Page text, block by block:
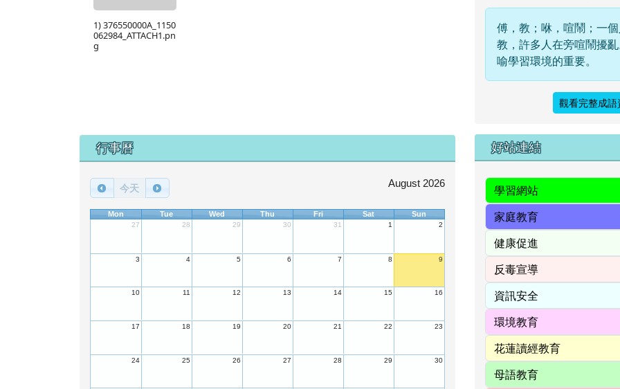
1) 376550000A_1150
062984_ATTACH1.pn
g
下中區域內容
行事曆
今天 August 2026
Mon Tue Wed Thu Fri Sat Sun
27 28 29 30 31 1 2
3 4 5 6 7 8 9
10 11 12 13 14 15 16
17 18 19 20 21 22 23
24 25 26 27 28 29 30
傅，教；咻，喧鬧；一
教，許多人在旁喧鬧擾亂
喻學習環境的重要。
觀看完整成語
右邊區域內容
好站連結